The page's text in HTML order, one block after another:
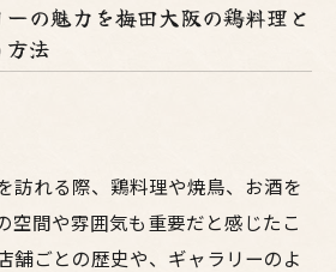
の魅力を梅田大阪の鶏料理と
方法
訪れる際、鶏料理や焼鳥、お酒を
空間や雰囲気も重要だと感じたこ
舗ごとの歴史や、ギャラリーのよ